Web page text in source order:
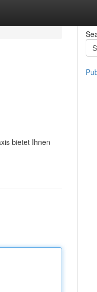
bietet Ihnen